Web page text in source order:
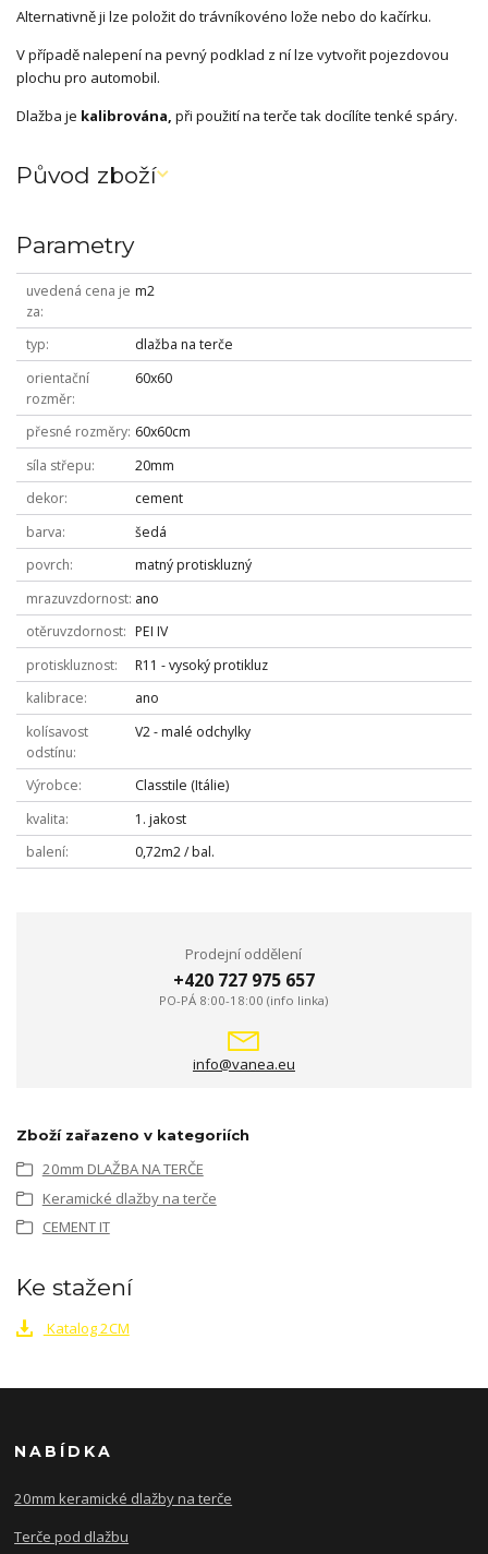
Alternativně ji lze položit do trávníkovéno lože nebo do kačírku.
V případě nalepení na pevný podklad z ní lze vytvořit pojezdovou
plochu pro automobil.
Dlažba je kalibrována, při použití na terče tak docílíte tenké spáry.
Původ zboží
Parametry
uvedená cena je
za
m2
typ
dlažba na terče
orientační
rozměr
60x60
přesné rozměry 60x60cm
síla střepu
20mm
dekor
cement
barva
šedá
povrch
matný protiskluzný
mrazuvzdornost ano
otěruvzdornost
PEI IV
protiskluznost
R11 - vysoký protikluz
kalibrace
ano
kolísavost
odstínu
V2 - malé odchylky
Výrobce
Classtile (Itálie)
kvalita
1. jakost
balení
0,72m2 / bal.
Prodejní oddělení
+420 727 975 657
PO-PÁ 8:00-18:00 (info linka)
info@vanea.eu
Zboží zařazeno v kategoriích
20mm DLAŽBA NA TERČE
Keramické dlažby na terče
CEMENT IT
Ke stažení
Katalog 2CM
NABÍDKA
20mm keramické dlažby na terče
Terče pod dlažbu